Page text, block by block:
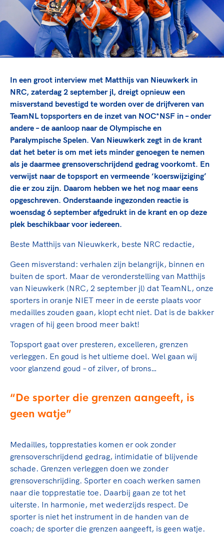
Sportonderzoek
Sportakkoord II
TeamNL kids
Olympische geschiedenis
Nieuwspagina
Columns
Sport gaat niet vanzelf
Sport verenigt. Op sportclubs, pleintjes, tijdens
de sportschool te gaan. Door samen te juichen
voor Sifan Hassan, Rico Verhoeven, Diede de
Groot en het Nederlands Elftal. Of met trots te
genieten van de karatewedstrijd van je dochter,
de halve marathon van je moeder of de
hockeywedstrijd van je buurjongen.
Veilige en integere sport
Diversiteit en inclusie
Gezonde sportomgeving
Duurzaamheid
Vitale clubs en bestuurlijk kader
Sportmatch
Clubacties
Handboek Wet- en Regelgeving
Opleidingen en trainingen
High5 Stappenplan
Ruimte voor sport
Clubondersteuning
Beroepskrachten
Samen voor een veilige
sportomgeving
Voor welk gedrag staat de club? Wat mag wel
langs de lijn, in de kleedkamer, kantine en online?
hier richting aan en is dus een belangrijk
onderdeel van het clubbeleid rondom gewenst en
ongewenst gedrag.
Lees verder
TeamNL Academie Kalender
Kennisaanbod TeamNL Experts
TeamNL Sport Science Centre
Olympische Spelen LA28
Paralympische Spelen LA28
Europese Spelen Istanbul 2027
Topsportbeleid
Topsportfinanciering
Maatschappelijke waarde topsport
Top teamsportcompetities
De TeamNL Academie
ontwikkelprogramma voor de volgende functies
binnen TeamNL programma's: experts, coaches,
bestuurders, (technisch) directeuren, managers en
toekomstig kader.
Lees verder
In een groot interview met Matthijs van Nieuwkerk in
NRC, zaterdag 2 september jl, dreigt opnieuw een
misverstand bevestigd te worden over de drijfveren van
TeamNL topsporters en de inzet van NOC*NSF in – onder
andere – de aanloop naar de Olympische en
Paralympische Spelen. Van Nieuwkerk zegt in de krant
dat het beter is om met iets minder genoegen te nemen
als je daarmee grensoverschrijdend gedrag voorkomt. En
verwijst naar de topsport en vermeende ‘koerswijziging’
die er zou zijn. Daarom hebben we het nog maar eens
opgeschreven. Onderstaande ingezonden reactie is
woensdag 6 september afgedrukt in de krant en op deze
plek beschikbaar voor iedereen.
Beste Matthijs van Nieuwkerk, beste NRC redactie,
Geen misverstand: verhalen zijn belangrijk, binnen en
buiten de sport. Maar de veronderstelling van Matthijs
van Nieuwkerk (NRC, 2 september jl) dat TeamNL, onze
sporters in oranje NIET meer in de eerste plaats voor
medailles zouden gaan, klopt echt niet. Dat is de bakker
vragen of hij geen brood meer bakt!
Topsport gaat over presteren, excelleren, grenzen
verleggen. En goud is het ultieme doel. Wel gaan wij
voor glanzend goud – of zilver, of brons…
De sporter die grenzen aangeeft, is
geen watje
Medailles, topprestaties komen er ook zonder
grensoverschrijdend gedrag, intimidatie of blijvende
schade. Grenzen verleggen doen we zonder
grensoverschrijding. Sporter en coach werken samen
naar die topprestatie toe. Daarbij gaan ze tot het
uiterste. In harmonie, met wederzijds respect. De
sporter is niet het instrument in de handen van de
coach; de sporter die grenzen aangeeft, is geen watje.